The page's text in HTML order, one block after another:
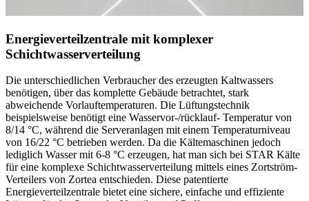
Energieverteilzentrale mit komplexer
Schichtwasserverteilung
Die unterschiedlichen Verbraucher des erzeugten Kaltwassers
benötigen, über das komplette Gebäude betrachtet, stark
abweichende Vorlauftemperaturen. Die Lüftungstechnik
beispielsweise benötigt eine Wasservor-/rücklauf- Temperatur von
8/14 °C, während die Serveranlagen mit einem Temperaturniveau
von 16/22 °C betrieben werden. Da die Kältemaschinen jedoch
lediglich Wasser mit 6-8 °C erzeugen, hat man sich bei STAR Kälte
für eine komplexe Schichtwasserverteilung mittels eines Zortström-
Verteilers von Zortea entschieden. Diese patentierte
Energieverteilzentrale bietet eine sichere, einfache und effiziente